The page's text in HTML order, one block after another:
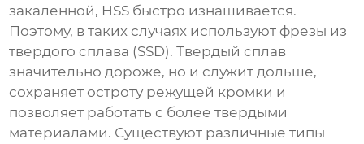
закаленной, HSS быстро изнашивается.
Поэтому, в таких случаях используют фрезы из
твердого сплава (SSD). Твердый сплав
значительно дороже, но и служит дольше,
сохраняет остроту режущей кромки и
позволяет работать с более твердыми
материалами. Существуют различные типы